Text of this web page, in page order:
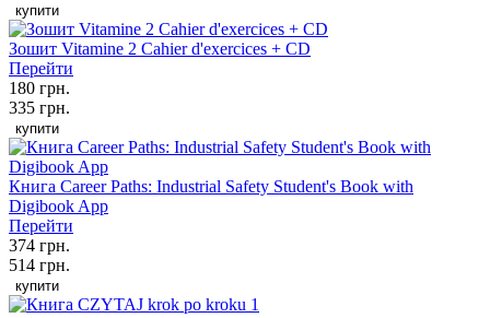
купити
Зошит Vitamine 2 Cahier d'exercices + CD
Перейти
180 грн.
335 грн.
купити
Книга Career Paths: Industrial Safety Student's Book with
Digibook App
Перейти
374 грн.
514 грн.
купити